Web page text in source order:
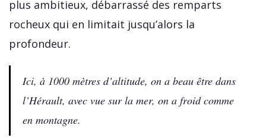
plus ambitieux, débarrassé des remparts
rocheux qui en limitait jusqu’alors la
profondeur.
Ici, à 1000 mètres d’altitude, on a beau être dans
l’Hérault, avec vue sur la mer, on a froid comme
en montagne.